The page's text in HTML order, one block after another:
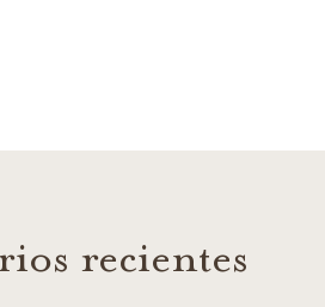
recientes